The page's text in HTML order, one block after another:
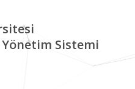
Sistemi